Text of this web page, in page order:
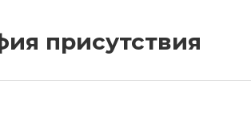
присутствия